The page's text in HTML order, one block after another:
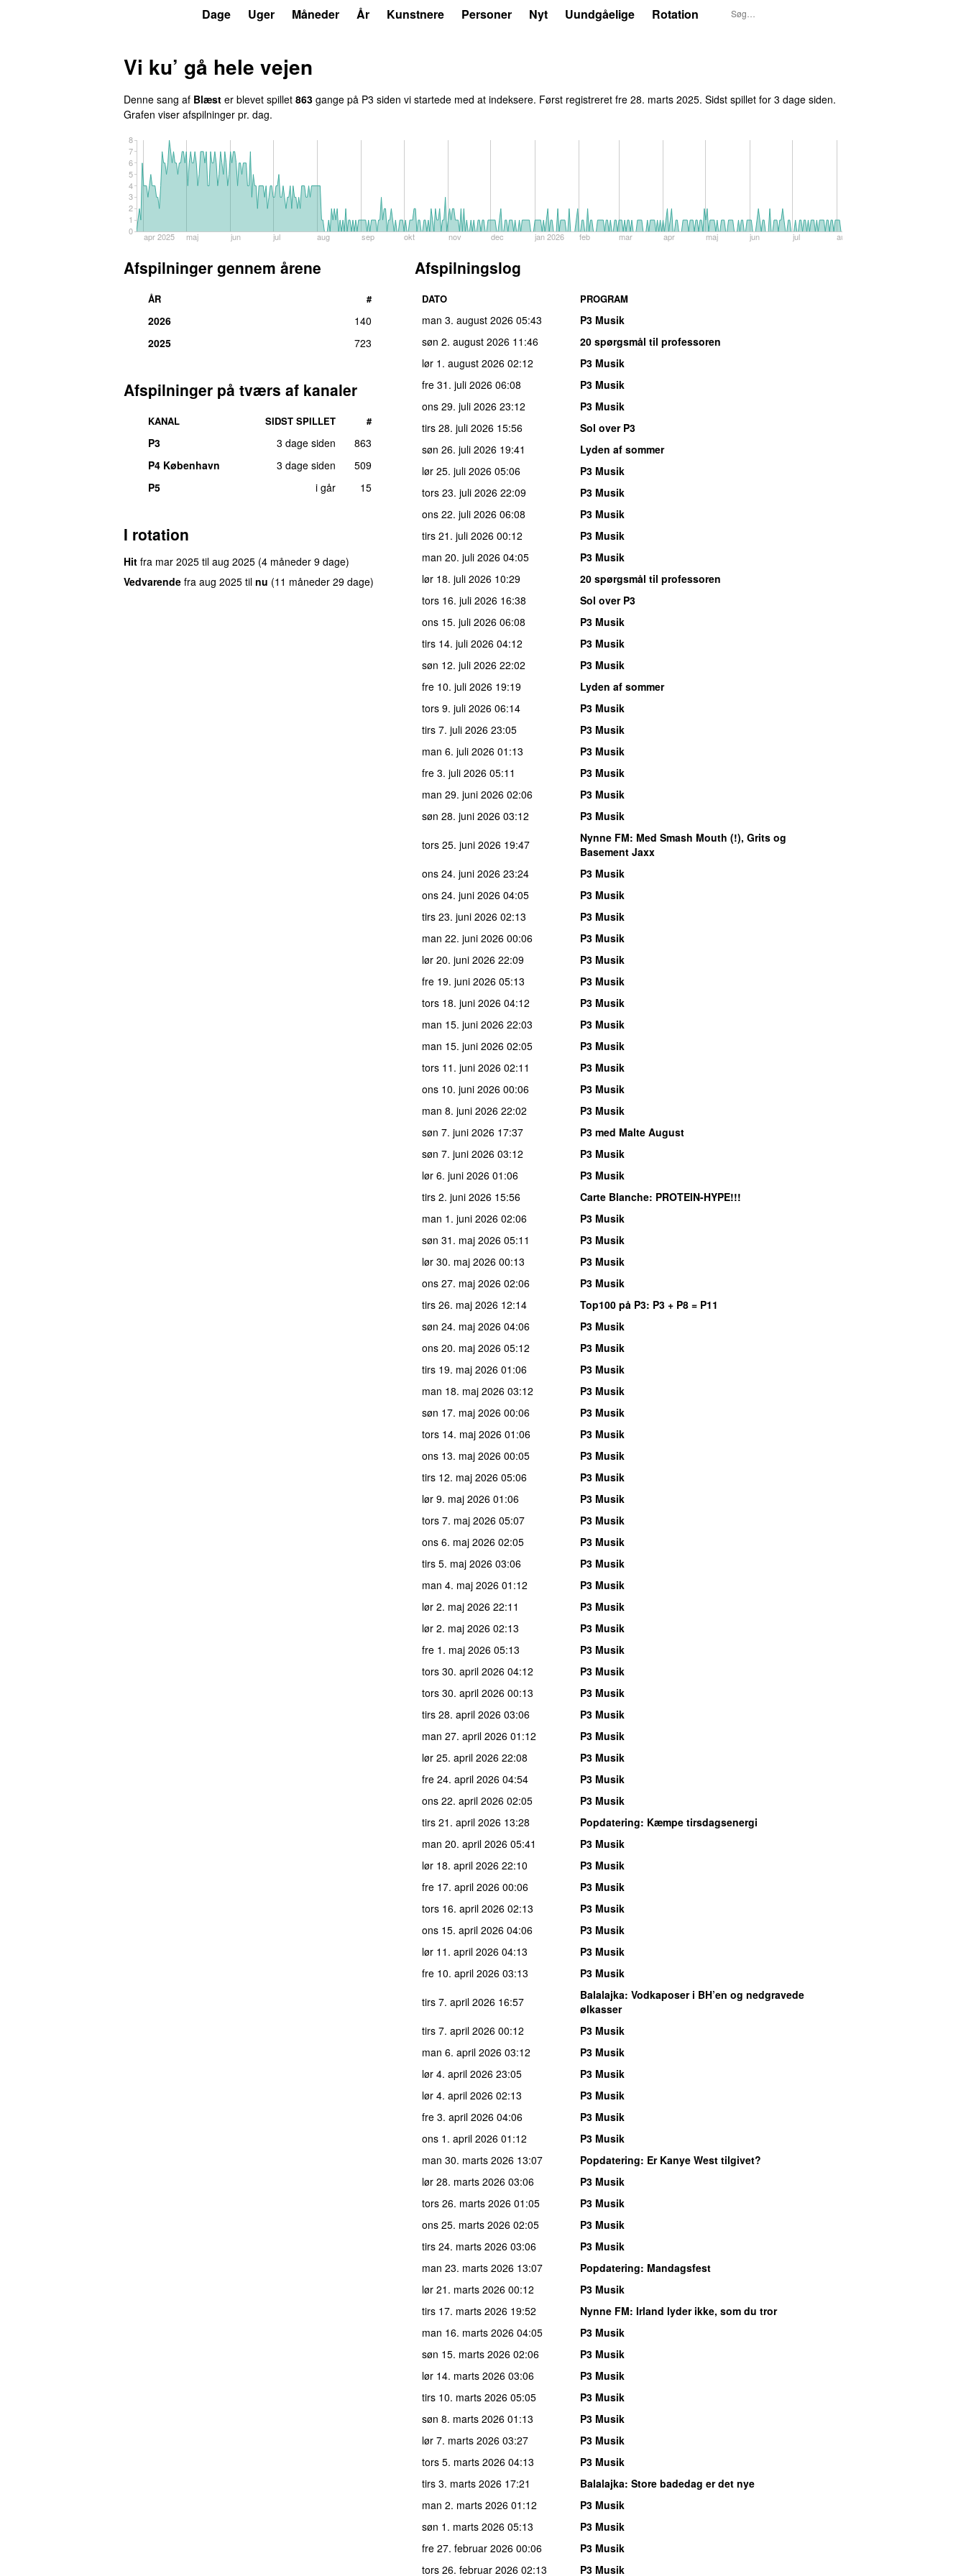
Dage Uger Måneder År Kunstnere Personer Nyt Uundgåelige Rotation
Vi ku’ gå hele vejen
Denne sang af Blæst er blevet spillet 863 gange på P3 siden vi startede med at indeksere. Først registreret fre 28. marts 2025. Sidst spillet for 3 dage siden.
Grafen viser afspilninger pr. dag.
apr 2025 maj jun jul aug sep okt nov dec jan 2026 feb mar apr maj jun jul aug
0
1
2
3
4
5
6
7
8
Afspilninger gennem årene
ÅR #
2026
140
2025
723
Afspilninger på tværs af kanaler
KANAL SIDST SPILLET #
P3 3 dage siden
863
P4 København
3 dage siden
509
P5
i går 15
I rotation
Hit fra mar 2025 til aug 2025 (4 måneder 9 dage)
Vedvarende fra aug 2025 til nu (11 måneder 29 dage)
Afspilningslog
DATO PROGRAM
man 3. august 2026 05:43
P3 Musik
søn 2. august 2026 11:46
20 spørgsmål til professoren
lør 1. august 2026 02:12
P3 Musik
fre 31. juli 2026 06:08
P3 Musik
ons 29. juli 2026 23:12
P3 Musik
tirs 28. juli 2026 15:56
Sol over P3
søn 26. juli 2026 19:41
Lyden af sommer
lør 25. juli 2026 05:06
P3 Musik
tors 23. juli 2026 22:09
P3 Musik
ons 22. juli 2026 06:08
P3 Musik
tirs 21. juli 2026 00:12
P3 Musik
man 20. juli 2026 04:05
P3 Musik
lør 18. juli 2026 10:29
20 spørgsmål til professoren
tors 16. juli 2026 16:38
Sol over P3
ons 15. juli 2026 06:08
P3 Musik
tirs 14. juli 2026 04:12
P3 Musik
søn 12. juli 2026 22:02
P3 Musik
fre 10. juli 2026 19:19
Lyden af sommer
tors 9. juli 2026 06:14
P3 Musik
tirs 7. juli 2026 23:05
P3 Musik
man 6. juli 2026 01:13
P3 Musik
fre 3. juli 2026 05:11
P3 Musik
man 29. juni 2026 02:06
P3 Musik
søn 28. juni 2026 03:12
P3 Musik
tors 25. juni 2026 19:47 Nynne FM: Med Smash Mouth (!), Grits og
Basement Jaxx
ons 24. juni 2026 23:24
P3 Musik
ons 24. juni 2026 04:05
P3 Musik
tirs 23. juni 2026 02:13
P3 Musik
man 22. juni 2026 00:06
P3 Musik
lør 20. juni 2026 22:09
P3 Musik
fre 19. juni 2026 05:13
P3 Musik
tors 18. juni 2026 04:12
P3 Musik
man 15. juni 2026 22:03
P3 Musik
man 15. juni 2026 02:05
P3 Musik
tors 11. juni 2026 02:11
P3 Musik
ons 10. juni 2026 00:06
P3 Musik
man 8. juni 2026 22:02
P3 Musik
søn 7. juni 2026 17:37
P3 med Malte August
søn 7. juni 2026 03:12
P3 Musik
lør 6. juni 2026 01:06
P3 Musik
tirs 2. juni 2026 15:56 Carte Blanche: PROTEIN-HYPE!!!
man 1. juni 2026 02:06
P3 Musik
søn 31. maj 2026 05:11
P3 Musik
lør 30. maj 2026 00:13
P3 Musik
ons 27. maj 2026 02:06
P3 Musik
tirs 26. maj 2026 12:14 Top100 på P3: P3 + P8 = P11
søn 24. maj 2026 04:06
P3 Musik
ons 20. maj 2026 05:12
P3 Musik
tirs 19. maj 2026 01:06
P3 Musik
man 18. maj 2026 03:12
P3 Musik
søn 17. maj 2026 00:06
P3 Musik
tors 14. maj 2026 01:06
P3 Musik
ons 13. maj 2026 00:05
P3 Musik
tirs 12. maj 2026 05:06
P3 Musik
lør 9. maj 2026 01:06
P3 Musik
tors 7. maj 2026 05:07
P3 Musik
ons 6. maj 2026 02:05
P3 Musik
tirs 5. maj 2026 03:06
P3 Musik
man 4. maj 2026 01:12
P3 Musik
lør 2. maj 2026 22:11
P3 Musik
lør 2. maj 2026 02:13
P3 Musik
fre 1. maj 2026 05:13
P3 Musik
tors 30. april 2026 04:12
P3 Musik
tors 30. april 2026 00:13
P3 Musik
tirs 28. april 2026 03:06
P3 Musik
man 27. april 2026 01:12
P3 Musik
lør 25. april 2026 22:08
P3 Musik
fre 24. april 2026 04:54
P3 Musik
ons 22. april 2026 02:05
P3 Musik
tirs 21. april 2026 13:28 Popdatering: Kæmpe tirsdagsenergi
man 20. april 2026 05:41
P3 Musik
lør 18. april 2026 22:10
P3 Musik
fre 17. april 2026 00:06
P3 Musik
tors 16. april 2026 02:13
P3 Musik
ons 15. april 2026 04:06
P3 Musik
lør 11. april 2026 04:13
P3 Musik
fre 10. april 2026 03:13
P3 Musik
tirs 7. april 2026 16:57 Balalajka: Vodkaposer i BH’en og nedgravede
ølkasser
tirs 7. april 2026 00:12
P3 Musik
man 6. april 2026 03:12
P3 Musik
lør 4. april 2026 23:05
P3 Musik
lør 4. april 2026 02:13
P3 Musik
fre 3. april 2026 04:06
P3 Musik
ons 1. april 2026 01:12
P3 Musik
man 30. marts 2026 13:07 Popdatering: Er Kanye West tilgivet?
lør 28. marts 2026 03:06
P3 Musik
tors 26. marts 2026 01:05
P3 Musik
ons 25. marts 2026 02:05
P3 Musik
tirs 24. marts 2026 03:06
P3 Musik
man 23. marts 2026 13:07 Popdatering: Mandagsfest
lør 21. marts 2026 00:12
P3 Musik
tirs 17. marts 2026 19:52 Nynne FM: Irland lyder ikke, som du tror
man 16. marts 2026 04:05
P3 Musik
søn 15. marts 2026 02:06
P3 Musik
lør 14. marts 2026 03:06
P3 Musik
tirs 10. marts 2026 05:05
P3 Musik
søn 8. marts 2026 01:13
P3 Musik
lør 7. marts 2026 03:27
P3 Musik
tors 5. marts 2026 04:13
P3 Musik
tirs 3. marts 2026 17:21 Balalajka: Store badedag er det nye
man 2. marts 2026 01:12
P3 Musik
søn 1. marts 2026 05:13
P3 Musik
fre 27. februar 2026 00:06
P3 Musik
tors 26. februar 2026 02:13 P3 Musik